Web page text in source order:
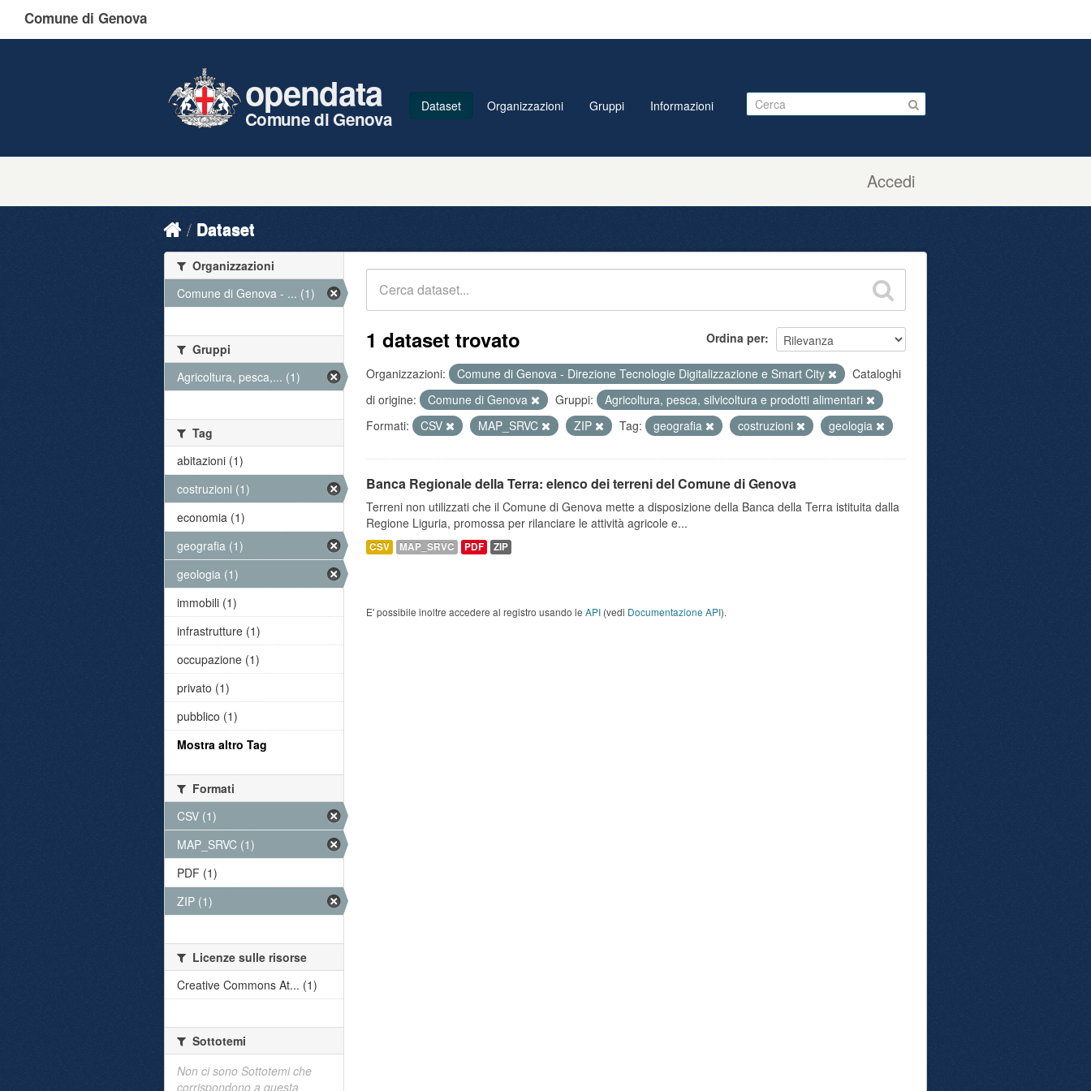
Comune di Genova
Accedi
opendata
Comune di Genova
Dataset Organizzazioni Gruppi Informazioni
Dataset
Ordina per
1 dataset trovato
Organizzazioni: Comune di Genova - Direzione Tecnologie Digitalizzazione e Smart City
Cataloghi
di origine:
Comune di Genova Gruppi:
Agricoltura, pesca, silvicoltura e prodotti alimentari
Formati:
CSV MAP_SRVC ZIP Tag: geografia costruzioni geologia
Banca Regionale della Terra: elenco dei terreni del Comune di Genova
Terreni non utilizzati che il Comune di Genova mette a disposizione della Banca della Terra istituita dalla
Regione Liguria, promossa per rilanciare le attività agricole e...
CSV MAP_SRVC PDF ZIP
E' possibile inoltre accedere al registro usando le API (vedi Documentazione API).
Organizzazioni
Comune di Genova - ... (1)
Gruppi
Agricoltura, pesca,... (1)
Tag
abitazioni (1)
costruzioni (1)
economia (1)
geografia (1)
geologia (1)
immobili (1)
infrastrutture (1)
occupazione (1)
privato (1)
pubblico (1)
Mostra altro Tag
Formati
CSV (1)
MAP_SRVC (1)
PDF (1)
ZIP (1)
Licenze sulle risorse
Creative Commons At... (1)
Sottotemi
Non ci sono Sottotemi che
corrispondono a questa